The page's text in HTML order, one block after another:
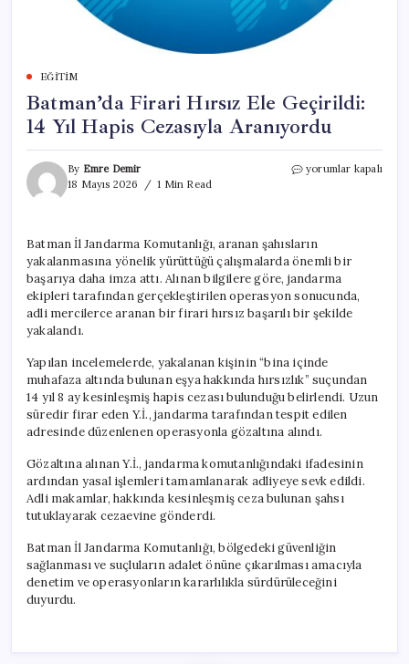
EĞITIM
Batman’da Firari Hırsız Ele Geçirildi:
14 Yıl Hapis Cezasıyla Aranıyordu
By Emre Demir
18 Mayıs 2026
1 Min Read
Batman’da
14
Yıl
Hapis
Cezasıyla
Aranıyordu
için
yorumlar kapalı
Batman İl Jandarma Komutanlığı, aranan şahısların
yakalanmasına yönelik yürüttüğü çalışmalarda önemli bir
başarıya daha imza attı. Alınan bilgilere göre, jandarma
ekipleri tarafından gerçekleştirilen operasyon sonucunda,
adli mercilerce aranan bir firari hırsız başarılı bir şekilde
yakalandı.
Yapılan incelemelerde, yakalanan kişinin “bina içinde
muhafaza altında bulunan eşya hakkında hırsızlık” suçundan
14 yıl 8 ay kesinleşmiş hapis cezası bulunduğu belirlendi. Uzun
süredir firar eden Y.İ., jandarma tarafından tespit edilen
adresinde düzenlenen operasyonla gözaltına alındı.
Gözaltına alınan Y.İ., jandarma komutanlığındaki ifadesinin
ardından yasal işlemleri tamamlanarak adliyeye sevk edildi.
Adli makamlar, hakkında kesinleşmiş ceza bulunan şahsı
tutuklayarak cezaevine gönderdi.
Batman İl Jandarma Komutanlığı, bölgedeki güvenliğin
sağlanması ve suçluların adalet önüne çıkarılması amacıyla
denetim ve operasyonların kararlılıkla sürdürüleceğini
duyurdu.